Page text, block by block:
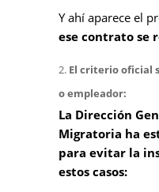
Y ahí aparece el
ese contrato se
El criterio oficial
o empleador:
La Dirección
Migratoria ha
para evitar la
estos casos: